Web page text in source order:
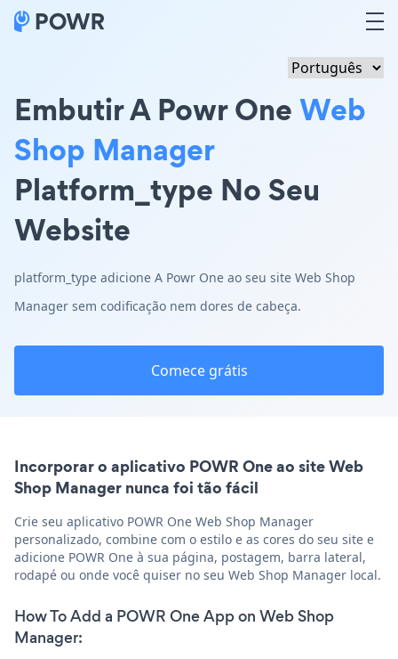
Embutir A Powr OneWeb
Shop Manager
Platform_type No Seu
Website
platform_type adicione A Powr One ao seu site Web Shop
Manager sem codificação nem dores de cabeça.
Comece grátis
Incorporar o aplicativo POWR One ao site Web
Shop Manager nunca foi tão fácil
Crie seu aplicativo POWR One Web Shop Manager
personalizado, combine com o estilo e as cores do seu site e
adicione POWR One à sua página, postagem, barra lateral,
rodapé ou onde você quiser no seu Web Shop Manager local.
How To Add a POWR One App on Web Shop
Manager: